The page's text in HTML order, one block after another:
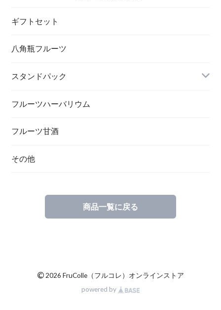
ギフトセット
八角瓶フルーツ
スタンドパック
フルーツハーバリウム
フルーツ甘酒
その他
商品一覧に戻る
© 2026 FruColle（フルコレ）オンラインストア
powered by